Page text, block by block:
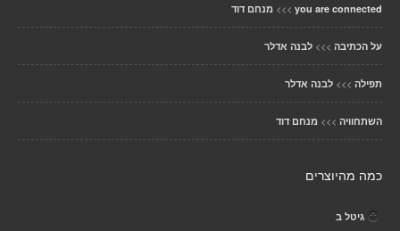
you are connected
>>> מנחם דוד
על הכתיבה >>> לבנה אדלר
תפילה >>> לבנה אדלר
השתחוויה >>> מנחם דוד
כמה מהיוצרים
גיטל ב